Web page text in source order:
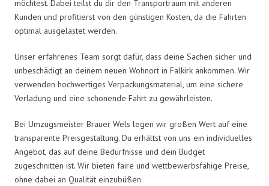
möchtest. Dabei teilst du dir den Transportraum mit anderen
Kunden und profitierst von den günstigen Kosten, da die Fahrten
optimal ausgelastet werden.
Unser erfahrenes Team sorgt dafür, dass deine Sachen sicher und
unbeschädigt an deinem neuen Wohnort in Falkirk ankommen. Wir
verwenden hochwertiges Verpackungsmaterial, um eine sichere
Verladung und eine schonende Fahrt zu gewährleisten.
Bei Umzugsmeister Brauer Wels legen wir großen Wert auf eine
transparente Preisgestaltung. Du erhältst von uns ein individuelles
Angebot, das auf deine Bedürfnisse und dein Budget
zugeschnitten ist. Wir bieten faire und wettbewerbsfähige Preise,
ohne dabei an Qualität einzubüßen.